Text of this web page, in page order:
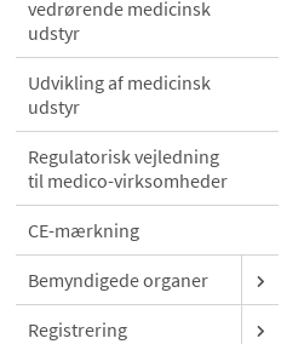
vedrørende medicinsk
udstyr
Udvikling af medicinsk
udstyr
Regulatorisk vejledning
til medico-virksomheder
CE-mærkning
Bemyndigede organer
Registrering